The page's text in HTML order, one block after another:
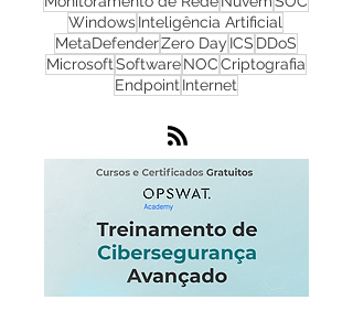
PhishingFlowmon IAIoT
Monitoramento de RedeNuvemSOC
WindowsInteligência Artificial
MetaDefenderZero DayICS
Endpoint